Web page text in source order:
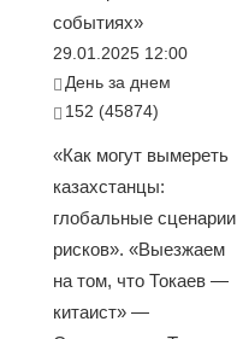
событиях»
29.01.2025 12:00
День за днем
152 (45874)
«Как могут вымереть
казахстанцы:
глобальные сценарии
рисков». «Выезжаем
на том, что Токаев —
китаист» —